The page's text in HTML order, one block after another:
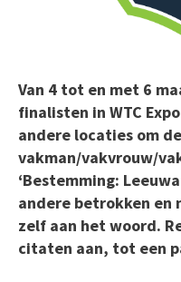
Van 4 tot en met 6
finalisten in WTC
andere locaties om
vakman/vakvrouw/
‘Bestemming:
andere betrokken en
zelf aan het woord.
citaten aan, tot een